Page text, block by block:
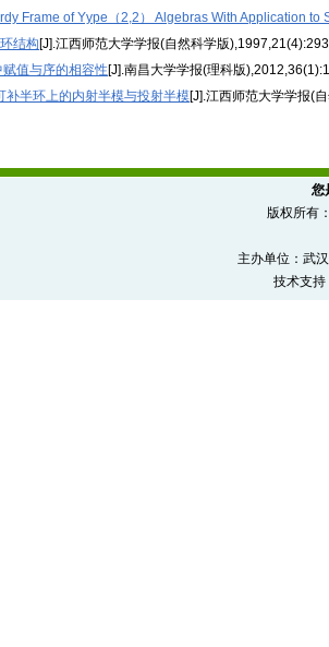
Frame of Yype（2,2） Algebras With Application to
结构[J].江西师范大学学报(自然科学版
赋值与序的相容性[J].南昌大学学报(理科版
补半环上的内射半模与投射半模[J].江西师范大学学报(
您
版权所有
主办单位：武
技术支持